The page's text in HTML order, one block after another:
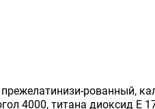
рованный,
4000, титана диоксид Е